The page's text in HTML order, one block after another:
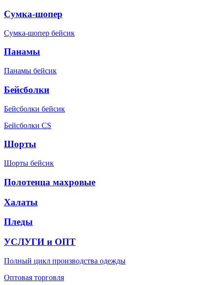
Сумка-шопер
Сумка-шопер бейсик
Панамы
Панамы бейсик
Бейсболки
Бейсболки бейсик
Бейсболки CS
Шорты
Шорты бейсик
Полотенца махровые
Халаты
Пледы
УСЛУГИ и ОПТ
Полный цикл производства одежды
Оптовая торговля